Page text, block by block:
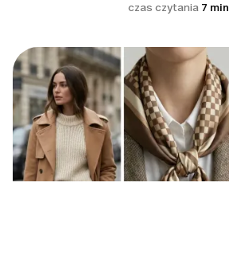
czas czytania 7 min